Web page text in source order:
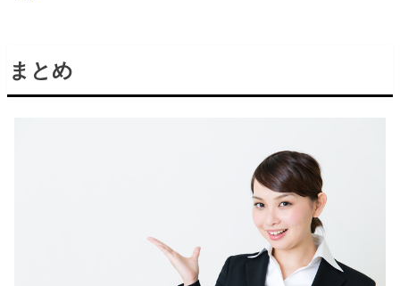
まとめ